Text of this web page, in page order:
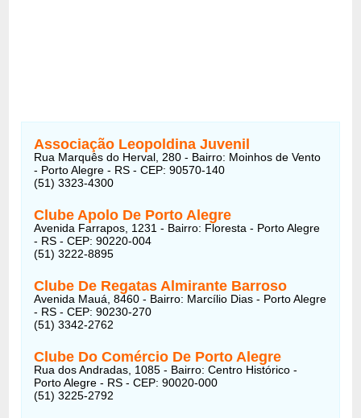
Associação Leopoldina Juvenil
Rua Marquês do Herval, 280 - Bairro: Moinhos de Vento
- Porto Alegre - RS - CEP: 90570-140
(51) 3323-4300
Clube Apolo De Porto Alegre
Avenida Farrapos, 1231 - Bairro: Floresta - Porto Alegre
- RS - CEP: 90220-004
(51) 3222-8895
Clube De Regatas Almirante Barroso
Avenida Mauá, 8460 - Bairro: Marcílio Dias - Porto Alegre
- RS - CEP: 90230-270
(51) 3342-2762
Clube Do Comércio De Porto Alegre
Rua dos Andradas, 1085 - Bairro: Centro Histórico -
Porto Alegre - RS - CEP: 90020-000
(51) 3225-2792